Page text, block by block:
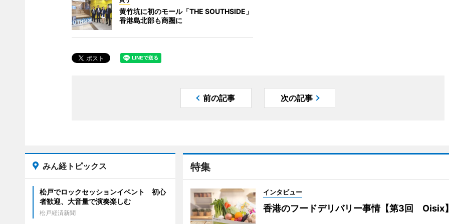
黄竹坑に初のモール「THE SOUTHSIDE」
香港島北部も商圏に
前の記事 次の記事
特集
インタビュー
香港のフードデリバリー事情【第3回 Oisix
みん経トピックス
松戸でロックセッションイベント 初心
者歓迎、大音量で演奏楽しむ
松戸経済新聞